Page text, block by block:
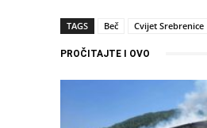
TAGS Beč Cvijet Srebrenice
PROČITAJTE I OVO